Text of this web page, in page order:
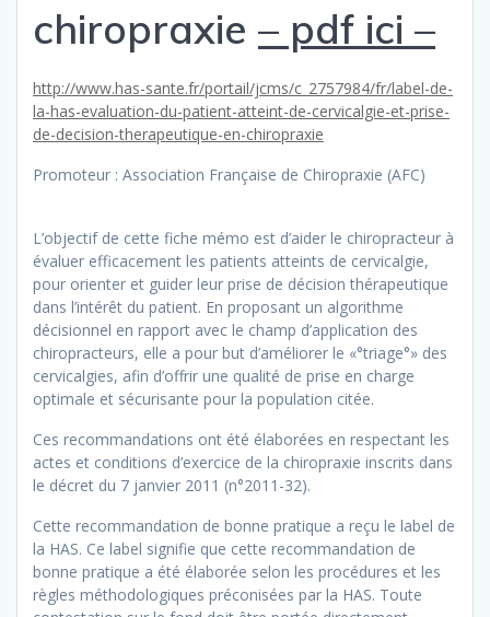
chiropraxie – pdf ici –
http://www.has-sante.fr/portail/jcms/c_2757984/fr/label-de-
la-has-evaluation-du-patient-atteint-de-cervicalgie-et-prise-
de-decision-therapeutique-en-chiropraxie
Promoteur : Association Française de Chiropraxie (AFC)
L’objectif de cette fiche mémo est d’aider le chiropracteur à
évaluer efficacement les patients atteints de cervicalgie,
pour orienter et guider leur prise de décision thérapeutique
dans l’intérêt du patient. En proposant un algorithme
décisionnel en rapport avec le champ d’application des
chiropracteurs, elle a pour but d’améliorer le «°triage°» des
cervicalgies, afin d’offrir une qualité de prise en charge
optimale et sécurisante pour la population citée.
Ces recommandations ont été élaborées en respectant les
actes et conditions d’exercice de la chiropraxie inscrits dans
le décret du 7 janvier 2011 (n°2011-32).
Cette recommandation de bonne pratique a reçu le label de
la HAS. Ce label signifie que cette recommandation de
bonne pratique a été élaborée selon les procédures et les
règles méthodologiques préconisées par la HAS. Toute